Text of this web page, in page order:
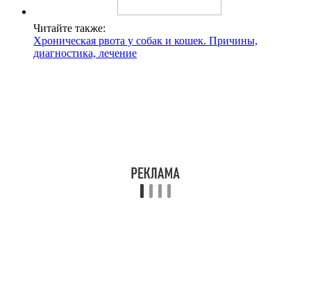
Читайте также:
Хроническая рвота у собак и кошек. Причины,
диагностика, лечение